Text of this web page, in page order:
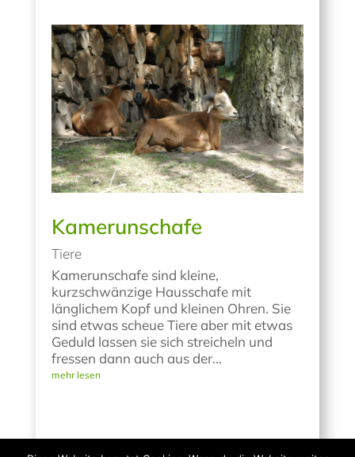
Kamerunschafe
Tiere
Kamerunschafe sind kleine,
kurzschwänzige Hausschafe mit
länglichem Kopf und kleinen Ohren. Sie
sind etwas scheue Tiere aber mit etwas
Geduld lassen sie sich streicheln und
fressen dann auch aus der...
mehr lesen